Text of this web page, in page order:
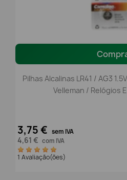
Pilhas Alcalinas LR41 / AG3
Velleman / Relógios
3,75 € sem IVA
4,61 € com IVA
1 Avaliação(ões)